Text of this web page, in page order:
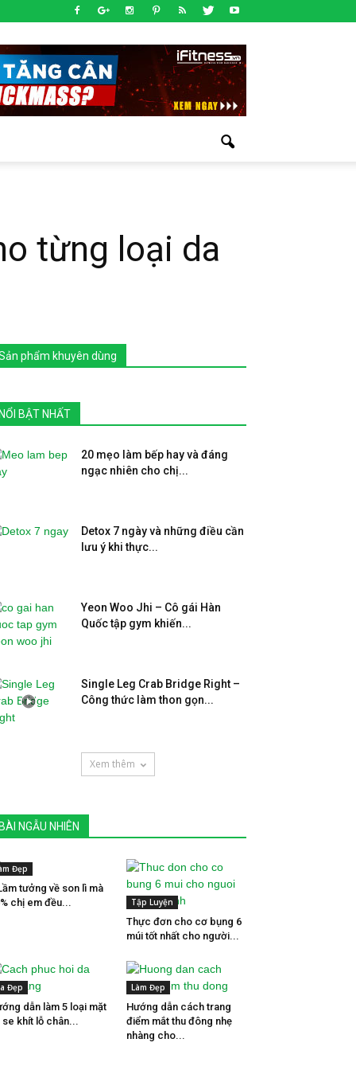
từng loại da
phẩm khuyên dùng
NỔI BẬT NHẤT
20 mẹo làm bếp hay và đáng
ngạc nhiên cho chị...
Detox 7 ngày và những điều cần
lưu ý khi thực...
Yeon Woo Jhi – Cô gái Hàn
Quốc tập gym khiến...
Single Leg Crab Bridge Right –
Công thức làm thon gọn...
Xem thêm
BÀI NGẪU NHIÊN
Đẹp
tưởng về son lì mà
chị em đều...
Tập Luyện
Thực đơn cho cơ bụng 6
múi tốt nhất cho người...
Đẹp
dẫn làm 5 loại mặt
se khít lỗ chân...
Làm Đẹp
Hướng dẫn cách trang
điểm mắt thu đông nhẹ
nhàng cho...